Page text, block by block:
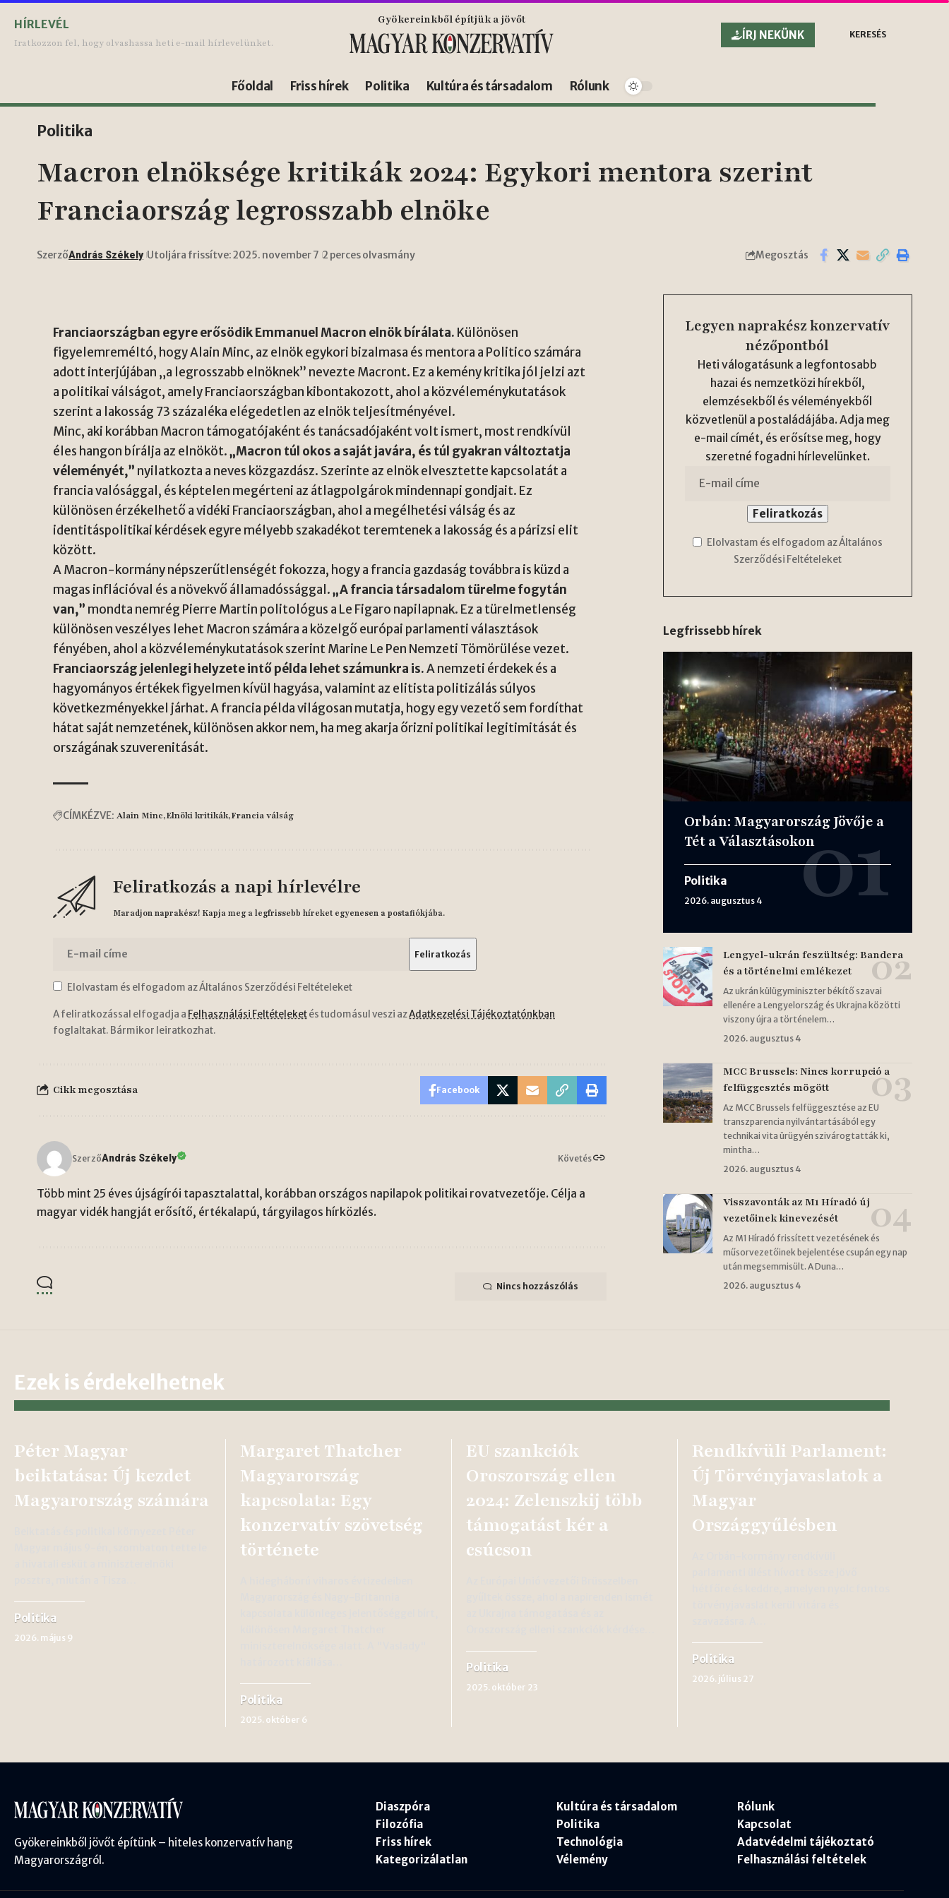
HÍRLEVÉL
Iratkozzon fel, hogy olvashassa heti e-mail hírlevelünket.
Gyökereinkből építjük a jövőt
ÍRJ NEKÜNK
KERESÉS
Főoldal Friss hírek Politika Kultúra és társadalom Rólunk
Politika
Macron elnöksége kritikák 2024: Egykori mentora szerint
Franciaország legrosszabb elnöke
SzerzőAndrás Székely Utoljára frissítve: 2025. november 7 2 perces olvasmány Megosztás
Franciaországban egyre erősödik Emmanuel Macron elnök bírálata. Különösen
figyelemreméltó, hogy Alain Minc, az elnök egykori bizalmasa és mentora a Politico számára
adott interjújában „a legrosszabb elnöknek” nevezte Macront. Ez a kemény kritika jól jelzi azt
a politikai válságot, amely Franciaországban kibontakozott, ahol a közvéleménykutatások
szerint a lakosság 73 százaléka elégedetlen az elnök teljesítményével.
Minc, aki korábban Macron támogatójaként és tanácsadójaként volt ismert, most rendkívül
éles hangon bírálja az elnököt.„Macron túl okos a saját javára, és túl gyakran változtatja
véleményét,” nyilatkozta a neves közgazdász. Szerinte az elnök elvesztette kapcsolatát a
francia valósággal, és képtelen megérteni az átlagpolgárok mindennapi gondjait. Ez
különösen érzékelhető a vidéki Franciaországban, ahol a megélhetési válság és az
identitáspolitikai kérdések egyre mélyebb szakadékot teremtenek a lakosság és a párizsi elit
között.
A Macron-kormány népszerűtlenségét fokozza, hogy a francia gazdaság továbbra is küzd a
magas inflációval és a növekvő államadóssággal.„A francia társadalom türelme fogytán
van,” mondta nemrég Pierre Martin politológus a Le Figaro napilapnak. Ez a türelmetlenség
különösen veszélyes lehet Macron számára a közelgő európai parlamenti választások
fényében, ahol a közvéleménykutatások szerint Marine Le Pen Nemzeti Tömörülése vezet.
Franciaország jelenlegi helyzete intő példa lehet számunkra is.A nemzeti érdekek és a
hagyományos értékek figyelmen kívül hagyása, valamint az elitista politizálás súlyos
következményekkel járhat. A francia példa világosan mutatja, hogy egy vezető sem fordíthat
hátat saját nemzetének, különösen akkor nem, ha meg akarja őrizni politikai legitimitását és
országának szuverenitását.
CÍMKÉZVE: Alain Minc Elnöki kritikák Francia válság
Feliratkozás a napi hírlevélre
Maradjon naprakész! Kapja meg a legfrissebb híreket egyenesen a postafiókjába.
Elolvastam és elfogadom az Általános Szerződési Feltételeket
A feliratkozással elfogadja a Felhasználási Feltételeketés tudomásul veszi azAdatkezelési Tájékoztatónkban
foglaltakat. Bármikor leiratkozhat.
Cikk megosztása Facebook
SzerzőAndrás Székely Követés
Több mint 25 éves újságírói tapasztalattal, korábban országos napilapok politikai rovatvezetője. Célja a
magyar vidék hangját erősítő, értékalapú, tárgyilagos hírközlés.
Nincs hozzászólás
Legyen naprakész konzervatív
nézőpontból
Heti válogatásunk a legfontosabb
hazai és nemzetközi hírekből,
elemzésekből és véleményekből
közvetlenül a postaládájába. Adja meg
e-mail címét, és erősítse meg, hogy
szeretné fogadni hírlevelünket.
Elolvastam és elfogadom az Általános
Szerződési Feltételeket
Legfrissebb hírek
Orbán: Magyarország Jövője a
Tét a Választásokon
Politika
2026. augusztus 4
Lengyel-ukrán feszültség: Bandera
és a történelmi emlékezet
Az ukrán külügyminiszter békítő szavai
ellenére a Lengyelország és Ukrajna közötti
viszony újra a történelem…
2026. augusztus 4
MCC Brussels: Nincs korrupció a
felfüggesztés mögött
Az MCC Brussels felfüggesztése az EU
transzparencia nyilvántartásából egy
technikai vita ürügyén szivárogtatták ki,
mintha…
2026. augusztus 4
Visszavonták az M1 Híradó új
vezetőinek kinevezését
Az M1 Híradó frissített vezetésének és
műsorvezetőinek bejelentése csupán egy nap
után megsemmisült. A Duna…
2026. augusztus 4
Ezek is érdekelhetnek
Péter Magyar
beiktatása: Új kezdet
Magyarország számára
Politika
2026. május 9
Margaret Thatcher
Magyarország
kapcsolata: Egy
konzervatív szövetség
története
Politika
2025. október 6
EU szankciók
Oroszország ellen
2024: Zelenszkij több
támogatást kér a
csúcson
Politika
2025. október 23
Rendkívüli Parlament:
Új Törvényjavaslatok a
Magyar
Országgyűlésben
Politika
2026. július 27
Gyökereinkből jövőt építünk – hiteles konzervatív hang
Magyarországról.
Diaszpóra
Filozófia
Friss hírek
Kategorizálatlan
Kultúra és társadalom
Politika
Technológia
Vélemény
Rólunk
Kapcsolat
Adatvédelmi tájékoztató
Felhasználási feltételek